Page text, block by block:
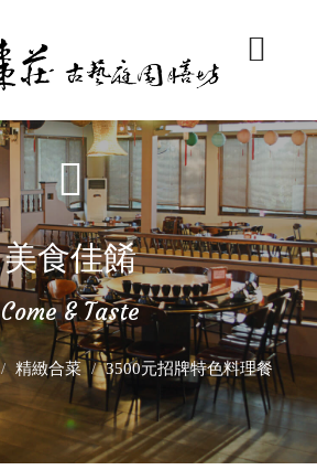
美食佳餚
Come & Taste
精緻合菜 3500元招牌特色料理餐